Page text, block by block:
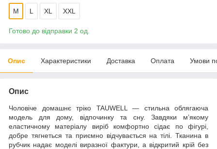
M L XL XXL
Готово до відправки 2 од.
Опис Характеристики Доставка Оплата Умови
Опис
Чоловіче домашнє тріко TAUWELL — стильна облягаюча
модель для дому, відпочинку та сну. Завдяки м’якому
еластичному матеріалу виріб комфортно сідає по фігурі,
добре тягнеться та приємно відчувається на тілі. Тканина в
рубчик надає моделі виразної фактури, а відкритий крій без